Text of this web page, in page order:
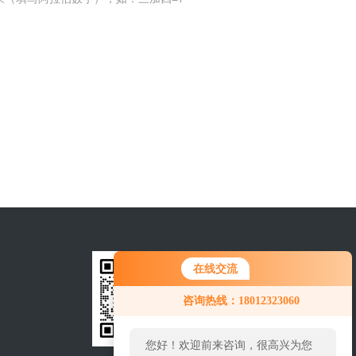
在线交流
咨询热线：18012323060
您好！欢迎前来咨询，很高兴为您